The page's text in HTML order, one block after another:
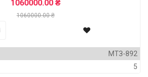
1060000.00 ₴
1060000.00 ₴
МТЗ-892
5